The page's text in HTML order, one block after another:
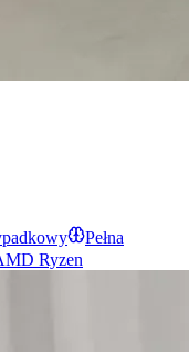
Pełna
Ryzen